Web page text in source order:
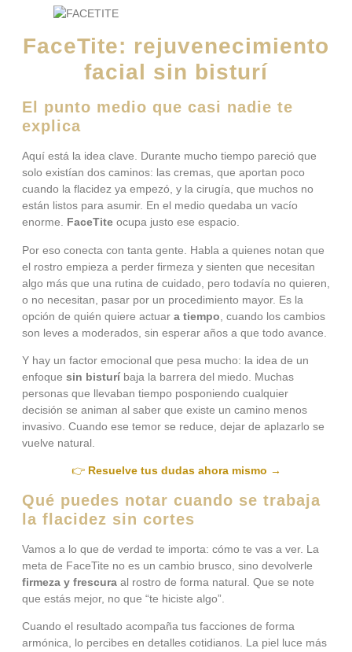
FaceTite: rejuvenecimiento
facial sin bisturí
El punto medio que casi nadie te
explica
Aquí está la idea clave. Durante mucho tiempo pareció que
solo existían dos caminos: las cremas, que aportan poco
cuando la flacidez ya empezó, y la cirugía, que muchos no
están listos para asumir. En el medio quedaba un vacío
enorme. FaceTite ocupa justo ese espacio.
Por eso conecta con tanta gente. Habla a quienes notan que
el rostro empieza a perder firmeza y sienten que necesitan
algo más que una rutina de cuidado, pero todavía no quieren,
o no necesitan, pasar por un procedimiento mayor. Es la
opción de quién quiere actuar a tiempo , cuando los cambios
son leves a moderados, sin esperar años a que todo avance.
Y hay un factor emocional que pesa mucho: la idea de un
enfoque sin bisturí baja la barrera del miedo. Muchas
personas que llevaban tiempo posponiendo cualquier
decisión se animan al saber que existe un camino menos
invasivo. Cuando ese temor se reduce, dejar de aplazarlo se
vuelve natural.
👉 Resuelve tus dudas ahora mismo →
Qué puedes notar cuando se trabaja
la flacidez sin cortes
Vamos a lo que de verdad te importa: cómo te vas a ver. La
meta de FaceTite no es un cambio brusco, sino devolverle
firmeza y frescura al rostro de forma natural. Que se note
que estás mejor, no que “te hiciste algo”.
Cuando el resultado acompaña tus facciones de forma
armónica, lo percibes en detalles cotidianos. La piel luce más